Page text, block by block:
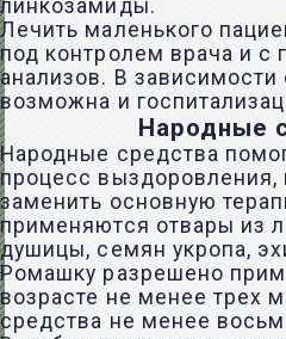
линкозамиды.
Лечить маленького
под контролем врача и
анализов. В зависимости
возможна и
Народные
Народные средства
процесс выздоровления,
заменить основную
применяются отвары из
душицы, семян укропа,
Ромашку разрешено
возрасте не менее трех
средства не менее